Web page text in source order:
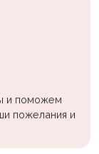
и поможем
пожелания и